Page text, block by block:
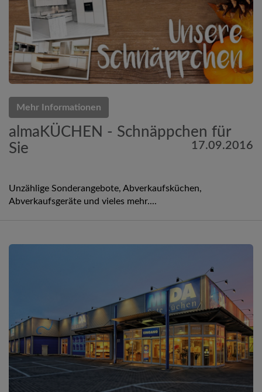
Mehr Informationen
almaKÜCHEN - Schnäppchen für
Sie
17.09.2016
Unzählige Sonderangebote, Abverkaufsküchen,
Abverkaufsgeräte und vieles mehr....